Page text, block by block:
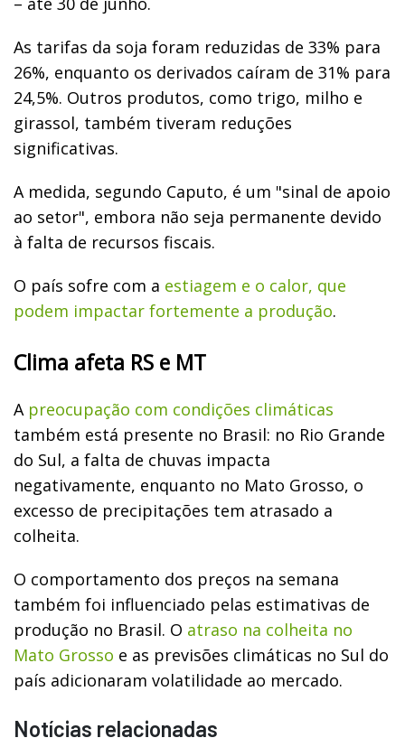
As tarifas da soja foram reduzidas de 33% para
26%, enquanto os derivados caíram de 31% para
24,5%. Outros produtos, como trigo, milho e
girassol, também tiveram reduções
significativas.
A medida, segundo Caputo, é um "sinal de apoio
ao setor", embora não seja permanente devido
à falta de recursos fiscais.
O país sofre com a estiagem e o calor, que
podem impactar fortemente a produção.
Clima afeta RS e MT
A preocupação com condições climáticas
também está presente no Brasil: no Rio Grande
do Sul, a falta de chuvas impacta
negativamente, enquanto no Mato Grosso, o
excesso de precipitações tem atrasado a
colheita.
O comportamento dos preços na semana
também foi influenciado pelas estimativas de
produção no Brasil. O atraso na colheita no
Mato Grosso e as previsões climáticas no Sul do
país adicionaram volatilidade ao mercado.
Notícias relacionadas